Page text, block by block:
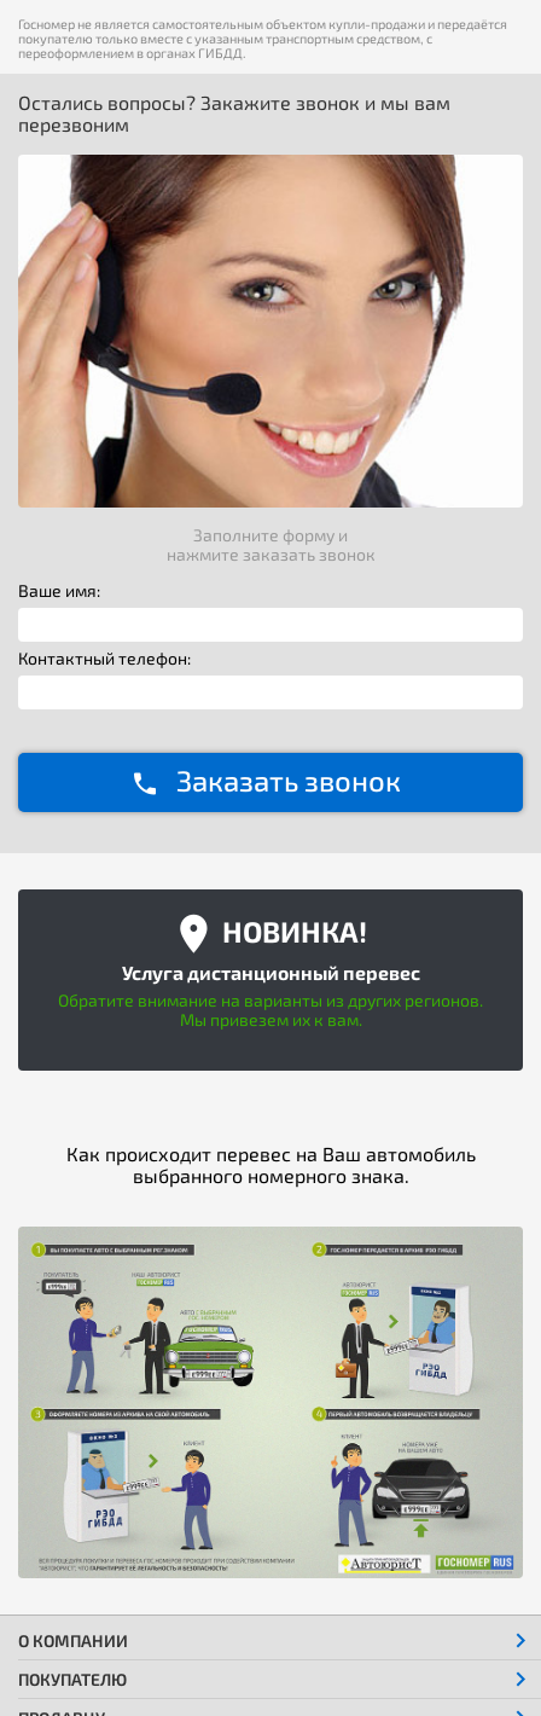
Госномер не является самостоятельным объектом купли-продажи и передаётся
покупателю только вместе с указанным транспортным средством, с
переоформлением в органах ГИБДД.
Остались вопросы? Закажите звонок и мы вам
перезвоним
Заполните форму и
нажмите заказать звонок
Ваше имя:
Контактный телефон:
Заказать звонок
НОВИНКА!
Услуга дистанционный перевес
Обратите внимание на варианты из других регионов.
Мы привезем их к вам.
Как происходит перевес на Ваш автомобиль
выбранного номерного знака.
О КОМПАНИИ
ПОКУПАТЕЛЮ